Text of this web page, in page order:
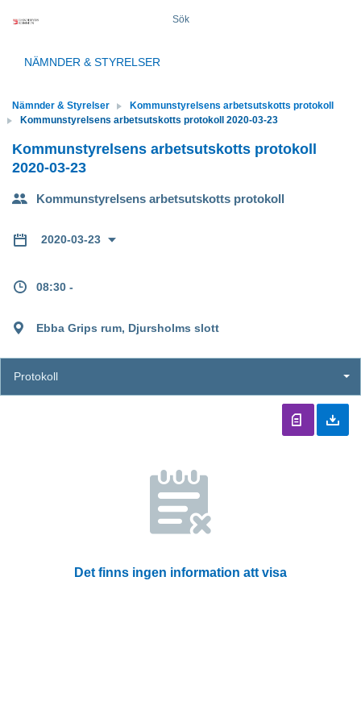
Sök
NÄMNDER & STYRELSER
Nämnder & Styrelser
Kommunstyrelsens arbetsutskotts protokoll
Kommunstyrelsens arbetsutskotts protokoll 2020-03-23
Kommunstyrelsens arbetsutskotts protokoll
2020-03-23
Kommunstyrelsens arbetsutskotts protokoll
2020-03-23
08:30 -
Ebba Grips rum, Djursholms slott
Protokoll
Det finns ingen information att visa